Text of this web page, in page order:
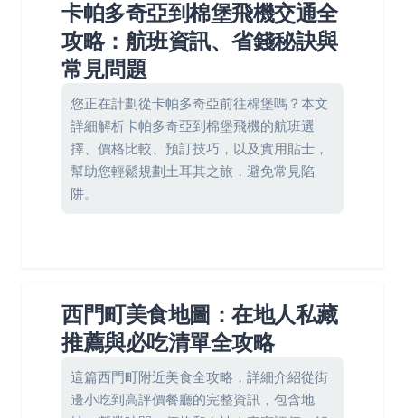
卡帕多奇亞到棉堡飛機交通全
攻略：航班資訊、省錢秘訣與
常見問題
您正在計劃從卡帕多奇亞前往棉堡嗎？本文
詳細解析卡帕多奇亞到棉堡飛機的航班選
擇、價格比較、預訂技巧，以及實用貼士，
幫助您輕鬆規劃土耳其之旅，避免常見陷
阱。
西門町美食地圖：在地人私藏
推薦與必吃清單全攻略
這篇西門町附近美食全攻略，詳細介紹從街
邊小吃到高評價餐廳的完整資訊，包含地